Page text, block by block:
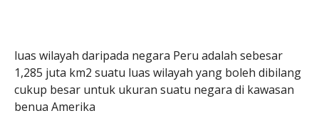
luas wilayah daripada negara Peru adalah sebesar
1,285 juta km2 suatu luas wilayah yang boleh dibilang
cukup besar untuk ukuran suatu negara di kawasan
benua Amerika